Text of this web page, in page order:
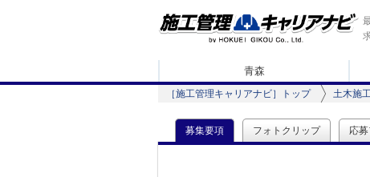
青森
［施工管理キャリアナビ］トップ 土木施
募集要項 フォトクリップ 応